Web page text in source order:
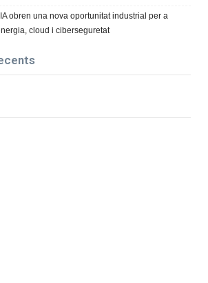
obren una nova oportunitat industrial per a
cloud i ciberseguretat